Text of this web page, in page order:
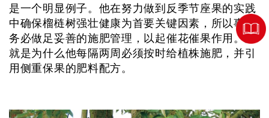
是一个明显例子。他在努力做到反季节座果的实践
中确保榴梿树强壮健康为首要关键因素，所以事先
务必做足妥善的施肥管理，以起催花催果作用。这
就是为什么他每隔两周必须按时给植株施肥，并引
用侧重保果的肥料配方。